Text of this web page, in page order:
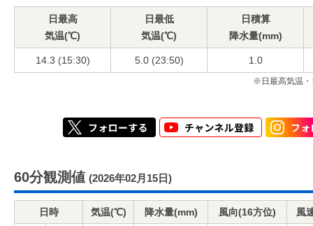
日最高
気温(℃)
日最低
気温(℃)
日積算
降水量(mm)
14.3 (15:30) 5.0 (23:50) 1.0
※日最高気温・
60分観測値 (2026年02月15日)
日時 気温(℃) 降水量(mm) 風向(16方位) 風